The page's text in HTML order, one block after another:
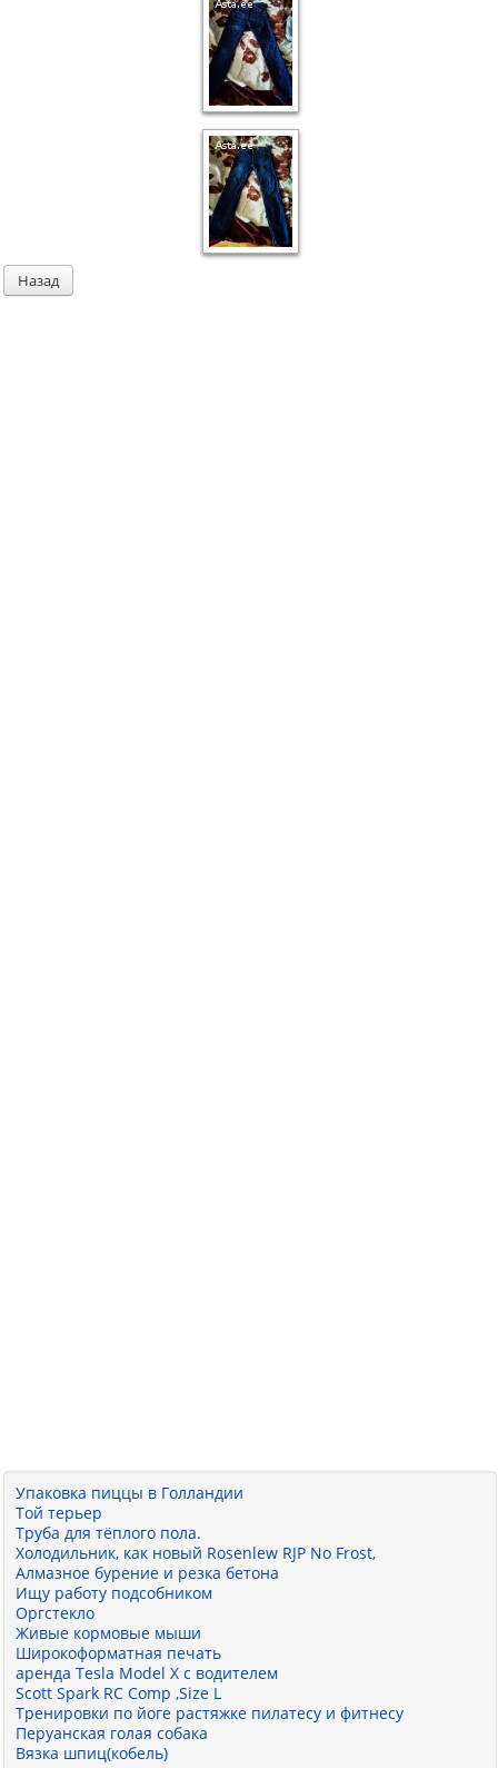
Назад
Упаковка пиццы в Голландии
Той терьер
Труба для тёплого пола.
Холодильник, как новый Rosenlew RJP No Frost,
Алмазное бурение и резка бетона
Ищу работу подсобником
Оргстекло
Живые кормовые мыши
Широкоформатная печать
аренда Tesla Model X с водителем
Scott Spark RC Comp ,Size L
Тренировки по йоге растяжке пилатесу и фитнесу
Перуанская голая собака
Вязка шпиц(кобель)